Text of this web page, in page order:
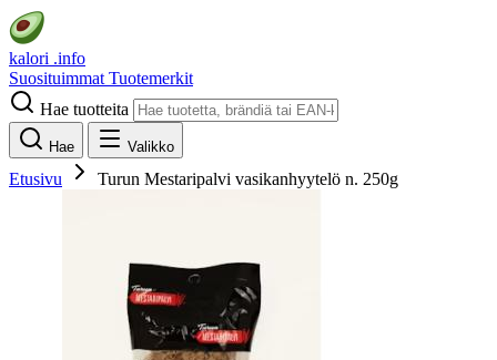
kalori .info
Suosituimmat Tuotemerkit
Hae tuotteita
Hae Valikko
Etusivu Turun Mestaripalvi vasikanhyytelö n. 250g